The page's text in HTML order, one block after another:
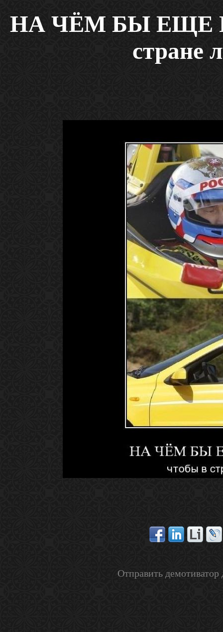
НА ЧЁМ БЫ ЕЩЕ
стране
Отправить